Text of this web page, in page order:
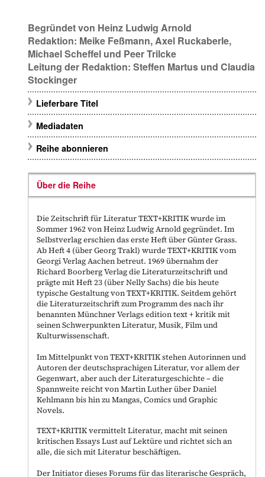
Begründet von Heinz Ludwig Arnold
Redaktion: Meike Feßmann,Axel Ruckaberle,
Michael Scheffel und Peer Trilcke
Leitung der Redaktion: Steffen Martus und Claudia
Stockinger
Lieferbare Titel
Mediadaten
Reihe abonnieren
Über die Reihe
Die Zeitschrift für Literatur TEXT+KRITIK wurde im
Sommer 1962 von Heinz Ludwig Arnold gegründet. Im
Selbstverlag erschien das erste Heft über Günter Grass.
Ab Heft 4 (über Georg Trakl) wurde TEXT+KRITIK vom
Georgi Verlag Aachen betreut. 1969 übernahm der
Richard Boorberg Verlag die Literaturzeitschrift und
prägte mit Heft 23 (über Nelly Sachs) die bis heute
typische Gestaltung von TEXT+KRITIK. Seitdem gehört
die Literaturzeitschrift zum Programm des nach ihr
benannten Münchner Verlags edition text + kritik mit
seinen Schwerpunkten Literatur, Musik, Film und
Kulturwissenschaft.
Im Mittelpunkt von TEXT+KRITIK stehen Autorinnen und
Autoren der deutschsprachigen Literatur, vor allem der
Gegenwart, aber auch der Literaturgeschichte – die
Spannweite reicht von Martin Luther über Daniel
Kehlmann bis hin zu Mangas, Comics und Graphic
Novels.
TEXT+KRITIK vermittelt Literatur, macht mit seinen
kritischen Essays Lust auf Lektüre und richtet sich an
alle, die sich mit Literatur beschäftigen.
Der Initiator dieses Forums für das literarische Gespräch,